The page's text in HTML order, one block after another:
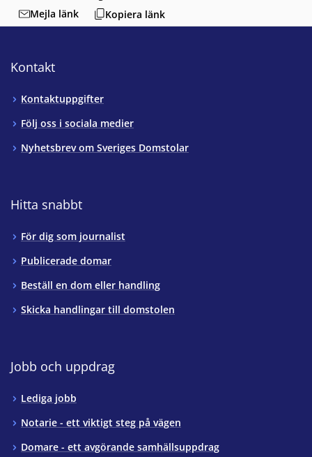
Mejla länk
Kopiera länk
Kontakt
Kontaktuppgifter
Följ oss i sociala medier
Nyhetsbrev om Sveriges Domstolar
Hitta snabbt
För dig som journalist
Publicerade domar
Beställ en dom eller handling
Skicka handlingar till domstolen
Jobb och uppdrag
Lediga jobb
Notarie - ett viktigt steg på vägen
Domare - ett avgörande samhällsuppdrag